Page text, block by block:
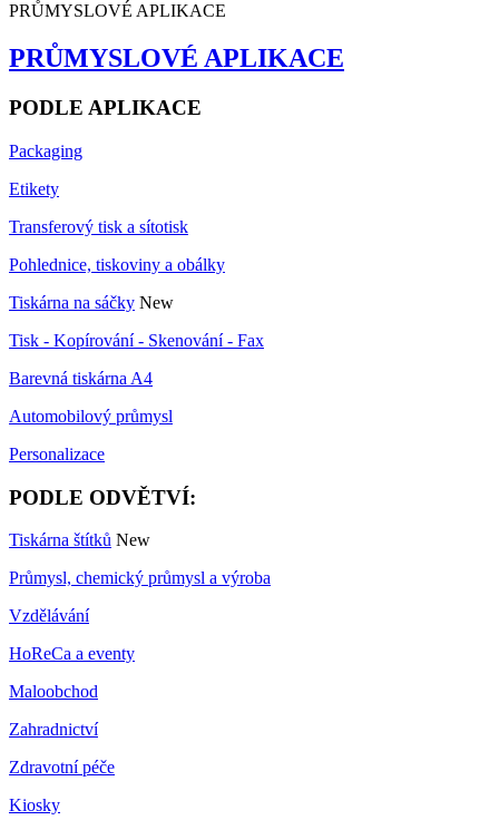
PRŮMYSLOVÉ APLIKACE
PRŮMYSLOVÉ APLIKACE
PODLE APLIKACE
Packaging
Etikety
Transferový tisk a sítotisk
Pohlednice, tiskoviny a obálky
Tiskárna na sáčky New
Tisk - Kopírování - Skenování - Fax
Barevná tiskárna A4
Automobilový průmysl
Personalizace
PODLE ODVĚTVÍ:
Tiskárna štítků New
Průmysl, chemický průmysl a výroba
Vzdělávání
HoReCa a eventy
Maloobchod
Zahradnictví
Zdravotní péče
Kiosky